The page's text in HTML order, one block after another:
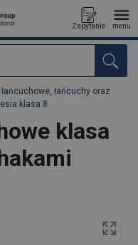
Zapytanie menu
łańcuchy oraz
klasa 8
klasa